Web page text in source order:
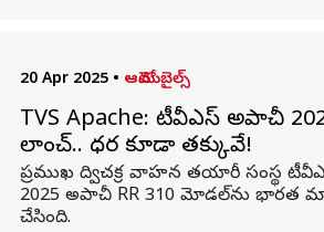
20 Apr 2025 • ఆటోమొబైల్స్
TVS Apache: టీవీఎస్ అపాచీ
లాంచ్.. ధర కూడా తక్కువే!
ప్రముఖ ద్విచక్ర వాహన తయారీ సంస్థ
2025 అపాచీ RR 310 మోడల్‌ను భారత
చేసింది.